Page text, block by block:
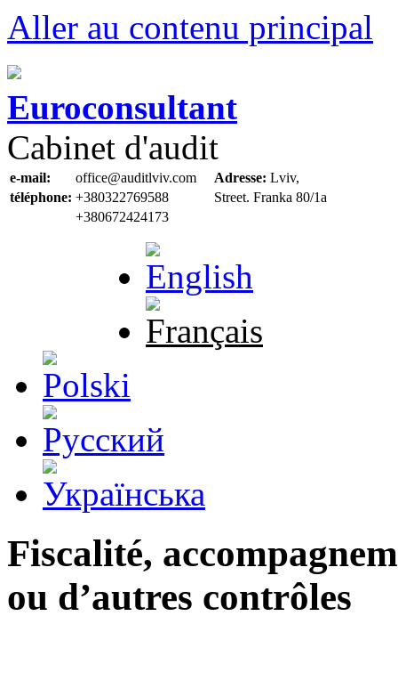
Aller au contenu principal
Euroconsultant
Cabinet d'audit
e-mail: office@auditlviv.com Adresse: Lviv,
téléphone: +380322769588
Street. Frankа 80/1a
+380672424173
Fiscalité,
ou d’autres contrôles